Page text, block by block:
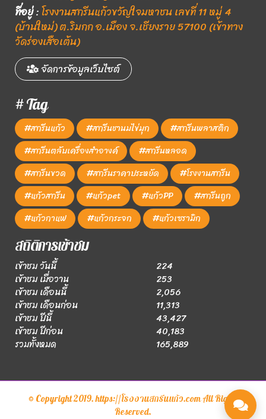
ที่อยู่:โรงงานสกรีนแก้วขวัญใจมหาชน เลขที่ 11 หมู่ 4
(บ้านใหม่) ต.ริมกก อ.เมือง จ.เชียงราย 57100 (เข้าทาง
วัดร่องเสือเต้น)
จัดการข้อมูลเว็บไซต์
# Tag
#สกรีนแก้ว #สกรีนชานมไข่มุก
#สกรีนพลาสติก
#สกรีนตลับเครื่องสำอางค์
#สกรีนหลอด
#สกรีนขวด
#สกรีนราคาประหยัด
#โรงงานสกรีน
#แก้วสกรีน
#แก้วpet #แก้วPP
#สกรีนถูก
#แก้วกาแฟ
#แก้วกระจก #แก้วเซรามิก
สถิติการเข้าชม
เข้าชม วันนี้
224
เข้าชม เมื่อวาน
253
เข้าชม เดือนนี้
2,056
เข้าชม เดือนก่อน
11,313
เข้าชม ปีนี้
43,427
เข้าชม ปีก่อน
40,183
รวมทั้งหมด
165,889
© Copyright 2019. https://โรงงานสกรีนแก้ว.com All Rights
Reserved.